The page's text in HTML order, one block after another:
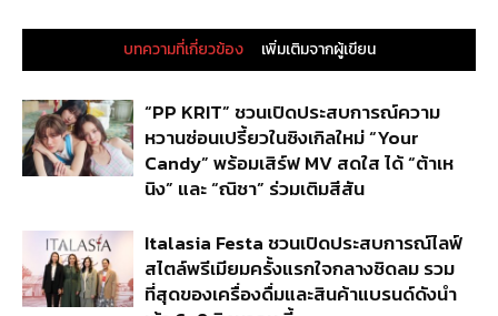
บทความที่เกี่ยวข้อง เพิ่มเติมจากผู้เขียน
“PP KRIT” ชวนเปิดประสบการณ์ความ
หวานซ่อนเปรี้ยวในซิงเกิลใหม่ “Your
Candy” พร้อมเสิร์ฟ MV สดใส ได้ “ต้าเห
นิง” และ “ณิชา” ร่วมเติมสีสัน
Italasia Festa ชวนเปิดประสบการณ์ไลฟ์
สไตล์พรีเมียมครั้งแรกใจกลางชิดลม รวม
ที่สุดของเครื่องดื่มและสินค้าแบรนด์ดังนำ